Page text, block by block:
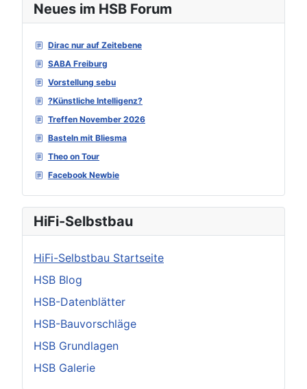
Neues im HSB Forum
Dirac nur auf Zeitebene
SABA Freiburg
Vorstellung sebu
?Künstliche Intelligenz?
Treffen November 2026
Basteln mit Bliesma
Theo on Tour
Facebook Newbie
HiFi-Selbstbau
HiFi-Selbstbau Startseite
HSB Blog
HSB-Datenblätter
HSB-Bauvorschläge
HSB Grundlagen
HSB Galerie